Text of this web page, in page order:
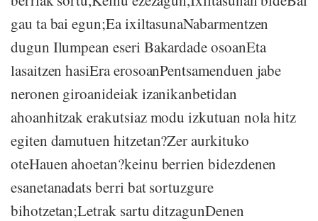
gau ta bai egun;Ea ixiltasunaNabarmentzen
dugun Ilumpean eseri Bakardade osoanEta
lasaitzen hasiEra erosoanPentsamenduen jabe
neronen giroanideiak izanikanbetidan
ahoanhitzak erakutsiaz modu izkutuan nola hitz
egiten damutuen hitzetan?Zer aurkituko
oteHauen ahoetan?keinu berrien bidezdenen
esanetanadats berri bat sortuzgure
bihotzetan;Letrak sartu ditzagunDenen